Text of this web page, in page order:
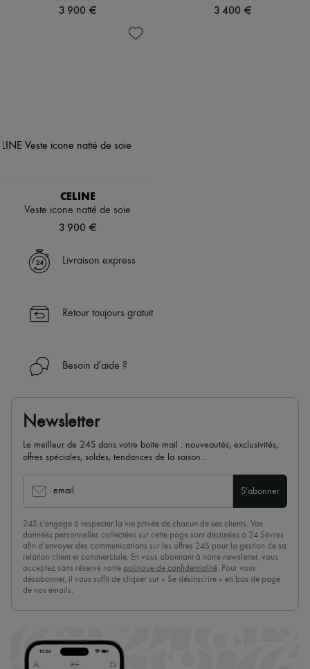
3 900 € 3 400 €
CELINE
Veste icone natté de soie
3 900 €
Livraison express
Retour toujours gratuit
Besoin d'aide ?
Newsletter
Le meilleur de 24S dans votre boite mail : nouveautés, exclusivités,
offres spéciales, soldes, tendances de la saison...
email S'abonner
24S s’engage à respecter la vie privée de chacun de ses clients. Vos
données personnelles collectées sur cette page sont destinées à 24 Sèvres
afin d’envoyer des communications sur les offres 24S pour la gestion de sa
relation client et commerciale. En vous abonnant à notre newsletter, vous
acceptez sans réserve notre politique de confidentialité. Pour vous
désabonner, il vous suffit de cliquer sur « Se désinscrire » en bas de page
de nos emails.